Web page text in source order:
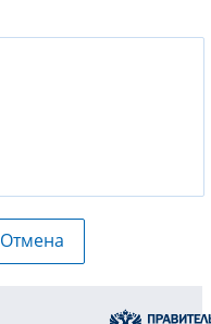
Отмена